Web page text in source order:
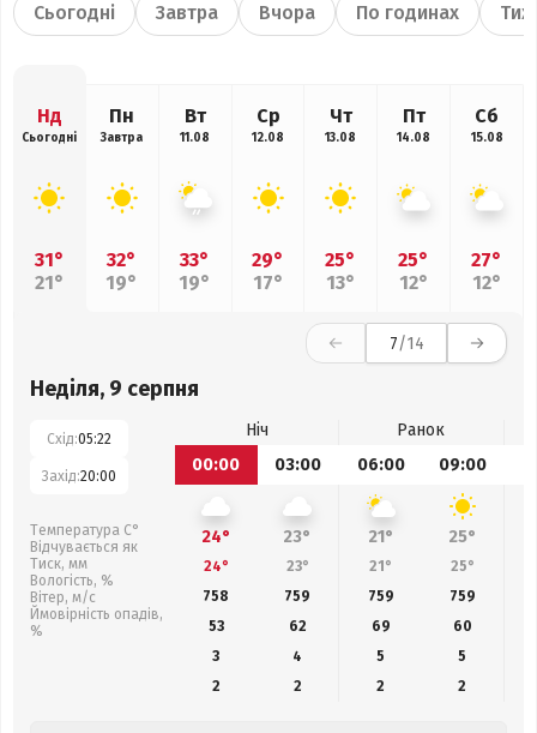
Сьогодні Завтра Вчора По годинах
Нд
Сьогодні
31°
21°
Пн
Завтра
32°
19°
Вт
11.08
33°
19°
Ср
12.08
29°
17°
Чт
13.08
25°
13°
Пт
14.08
25°
12°
Сб
15.08
27°
12°
7/14
Неділя, 9 серпня
Схід:05:22
Захід:20:00
Температура С°
Відчувається як
Тиск, мм
Вологість, %
Вітер, м/с
Ймовірність опадів,
%
Ніч
Ранок
00:00
03:00 06:00 09:00
24° 23° 21° 25°
24° 23° 21° 25°
758
759 759 759
53
62 69 60
3
4 5
5
2
2 2 2